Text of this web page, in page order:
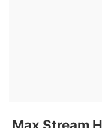
Max Stream